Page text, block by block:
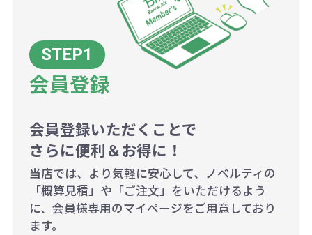
例：200個未満（1式：18,000円）
200個~499個の場合：42円（1個
当たり）
500個~999個の場合：35円（1個
1,000個以上：28円（1個当た
り）
会員登録
会員登録いただくことで
さらに便利＆お得に！
当店では、より気軽に安心して、ノベルティの
「概算見積」や「ご注文」をいただけるよう
に、会員様専用のマイページをご用意しており
ます。